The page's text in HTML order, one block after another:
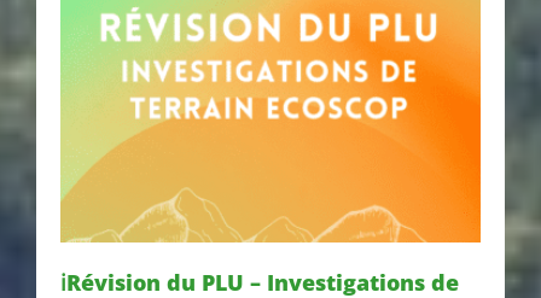
ℹ️Révision du PLU – Investigations de